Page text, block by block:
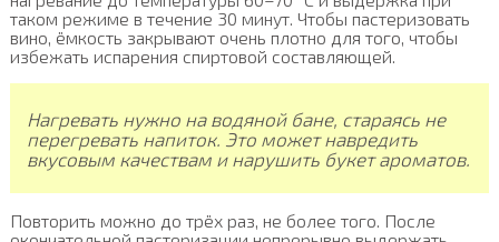
таком режиме в течение 30 минут. Чтобы пастеризовать
вино, ёмкость закрывают очень плотно для того, чтобы
избежать испарения спиртовой составляющей.
Нагревать нужно на водяной бане, стараясь не
перегревать напиток. Это может навредить
вкусовым качествам и нарушить букет ароматов.
Повторить можно до трёх раз, не более того. После